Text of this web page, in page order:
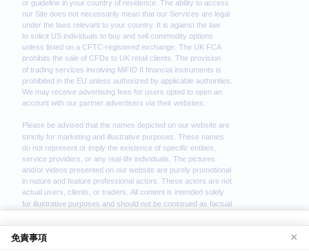
We use cookies to enhance your browsing
免責事項 ×